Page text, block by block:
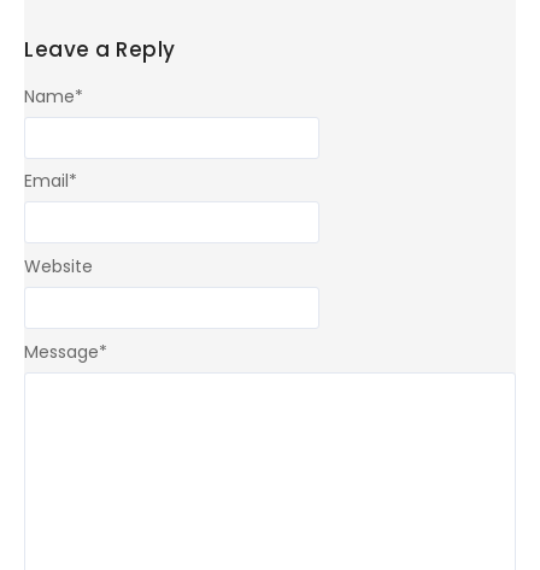
Leave a Reply
Message*
Name*
Email*
Website